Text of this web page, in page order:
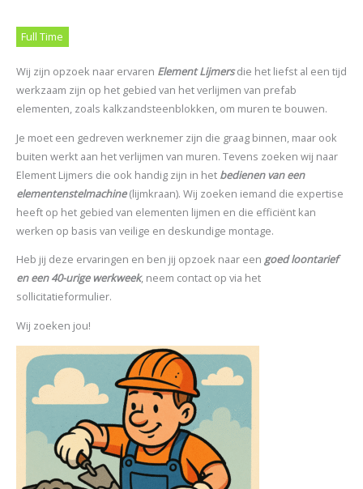
Full Time
Wij zijn opzoek naar ervaren Element Lijmersdie het liefst al een tijd
werkzaam zijn op het gebied van het verlijmen van prefab
elementen, zoals kalkzandsteenblokken, om muren te bouwen.
Je moet een gedreven werknemer zijn die graag binnen, maar ook
buiten werkt aan het verlijmen van muren. Tevens zoeken wij naar
Element Lijmers die ook handig zijn in het bedienen van een
elementenstelmachine (lijmkraan). Wij zoeken iemand die expertise
heeft op het gebied van elementen lijmen en die efficiënt kan
werken op basis van veilige en deskundige montage.
Heb jij deze ervaringen en ben jij opzoek naar een goed loontarief
en een 40-urige werkweek, neem contact op via het
sollicitatieformulier.
Wij zoeken jou!